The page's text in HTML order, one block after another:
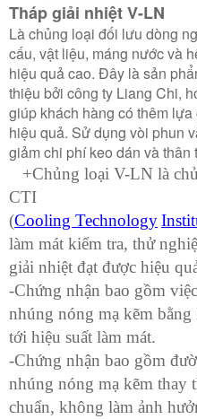
Tháp giải nhiệt V-LN
Là chủng loại đối lưu dòng
cấu, vật liệu, máng nước và
hiệu quả cao. Đây là sản
thiệu bởi công ty Liang Chi,
giúp khách hàng có thêm
hiệu quả. Sử dụng vòi phun
giảm chi phí keo dán và thân
+Chủng loại V-LN là
CTI
(Cooling Technology
làm mát kiểm tra, thử
giải nhiệt đạt được hiệu
-Chứng nhận bao gồm
nhúng nóng mạ kẽm
tới hiệu suất làm mát.
-Chứng nhận bao gồm
nhúng nóng mạ kẽm thay
chuẩn, không làm ảnh